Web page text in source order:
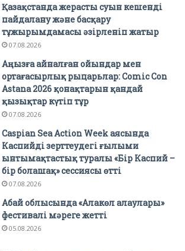
Қазақстанда жерасты суын кешенді
пайдалану және басқару
тұжырымдамасы әзірленіп жатыр
07.08.2026
Аңызға айналған ойындар мен
ортағасырлық рыцарьлар: Comic Con
Astana 2026 қонақтарын қандай
қызықтар күтіп тұр
07.08.2026
Caspian Sea Action Week аясында
Каспийді зерттеудегі ғылыми
ынтымақтастық туралы «Бір Каспий –
бір болашақ» сессиясы өтті
07.08.2026
Абай облысында «Алакөл алаулары»
фестивалі мәреге жетті
05.08.2026